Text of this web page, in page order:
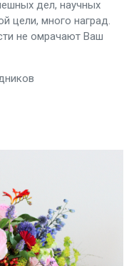
дел, научных
цели, много наград.
не омрачают Ваш